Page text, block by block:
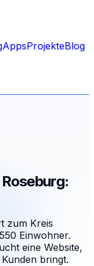
AppsProjekteBlog
zum Kreis
Einwohner.
eine Website,
bringt.